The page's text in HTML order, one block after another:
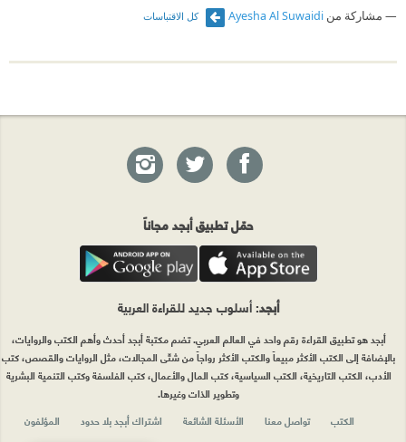
مشاركة من Ayesha Al Suwaidi كل الاقتباسات
حمّل تطبيق أبجد مجاناً
أبجد: أسلوب جديد للقراءة العربية
أبجد هو تطبيق القراءة رقم واحد في العالم العربي. تضم مكتبة أبجد أحدث وأهم الكتب والروايات،
بالإضافة إلى الكتب الأكثر مبيعاً والكتب الأكثر رواجاً من شتّى المجالات، مثل الروايات والقصص، كتب
الأدب، الكتب التاريخية، الكتب السياسية، كتب المال والأعمال، كتب الفلسفة وكتب التنمية البشرية
وتطوير الذات وغيرها.
الكتب
تواصل معنا الأسئلة الشائعة اشتراك أبجد بلا حدود المؤلفون